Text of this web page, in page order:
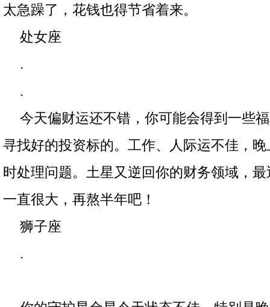
太急躁了，花钱也得节省着来。
处女座
.
.
今天偏财运还不错，你可能会得到一些
寻找好的投资标的。工作、人际运不佳，
时处理问题。土星又逆回你的财务领域，
一直很大，再熬半年吧！
狮子座
.